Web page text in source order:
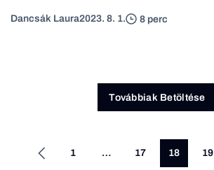
Dancsák Laura2023. 8. 1. 8 perc
Továbbiak Betöltése
1 … 17 18 19